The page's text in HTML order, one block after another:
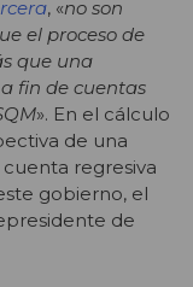
, «no son
el proceso de
que una
fin de cuentas
». En el cálculo
de una
regresiva
gobierno, el
de